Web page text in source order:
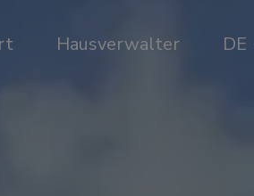
Hausverwalter DE